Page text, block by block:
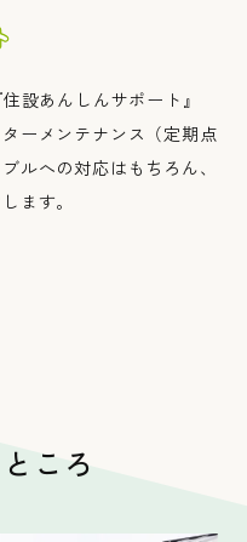
設あんしんサポート』
ーメンテナンス（定期点
ルへの対応はもちろん、
ます。
ころ